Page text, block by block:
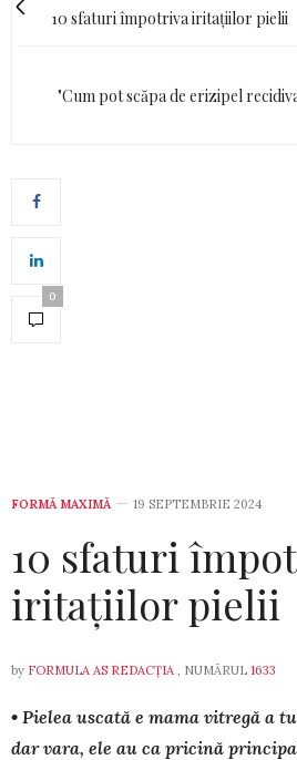
10 sfaturi împotriva iritațiilor pielii
"Cum pot scăpa de erizipel
0
FORMĂ MAXIMĂ 19 SEPTEMBRIE 2024
10 sfaturi
iritațiilor pielii
by FORMULA AS REDACȚIA , NUMĂRUL 1633
• Pielea uscată e mama vitregă a
dar vara, ele au ca pricină